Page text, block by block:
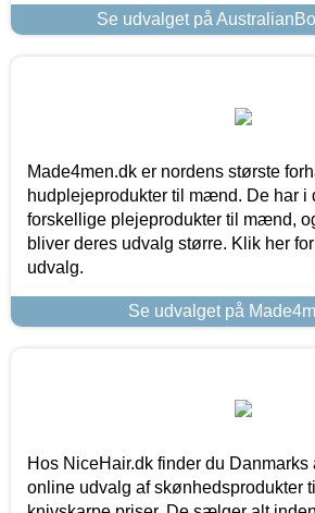
Se udvalget på
Made4men.dk er nordens største
hudplejeprodukter til mænd. De har i
forskellige plejeprodukter til mænd,
bliver deres udvalg større. Klik her
udvalg.
Se udvalget på
Hos NiceHair.dk finder du Danmarks
online udvalg af skønhedsprodukter